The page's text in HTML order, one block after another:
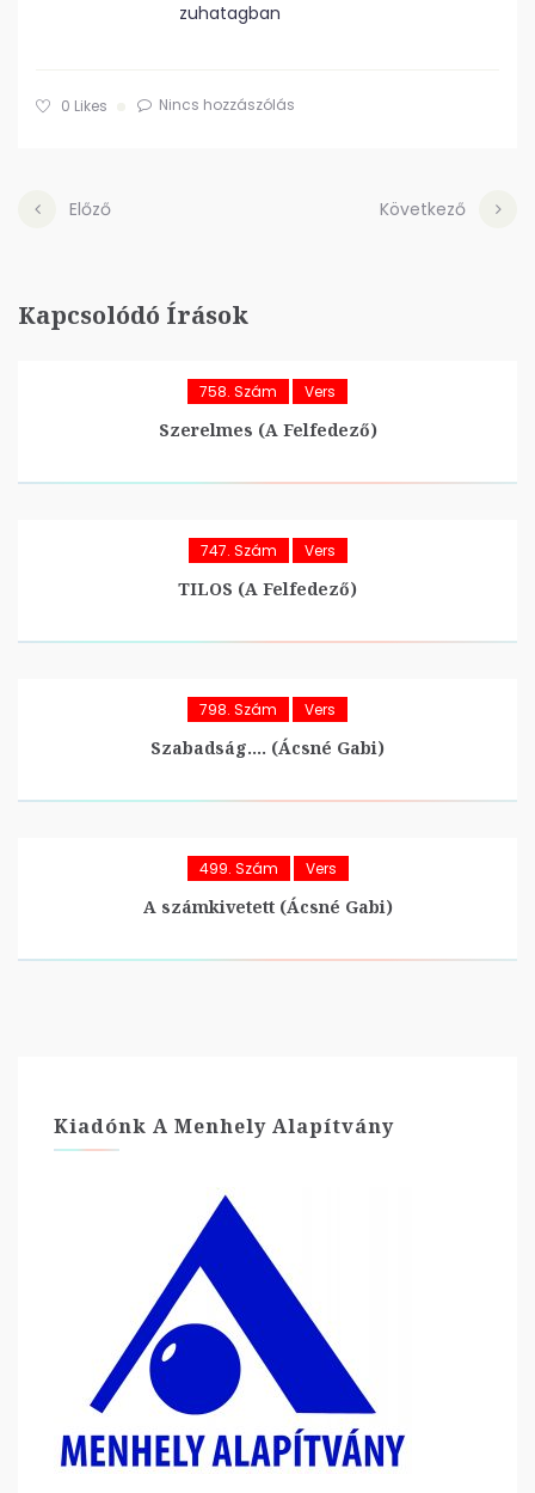
zuhatagban
0 Likes Nincs hozzászólás
Előző Következő
Kapcsolódó Írások
758. Szám Vers
Szerelmes (A Felfedező)
747. Szám Vers
TILOS (A Felfedező)
798. Szám Vers
Szabadság…. (Ácsné Gabi)
499. Szám Vers
A számkivetett (Ácsné Gabi)
Kiadónk A Menhely Alapítvány